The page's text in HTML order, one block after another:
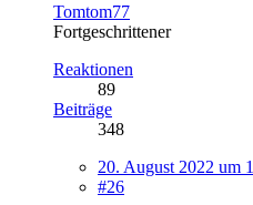
Tomtom77
Fortgeschrittener
Reaktionen
89
Beiträge
348
20. August 2022 um
#26